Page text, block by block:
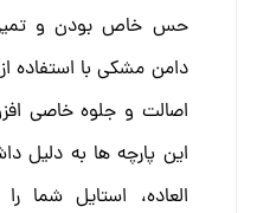
حس خاص بودن و
دامن مشکی با استفاده از
اصالت و جلوه خاصی
این پارچه ها به دلیل
العاده، استایل شما